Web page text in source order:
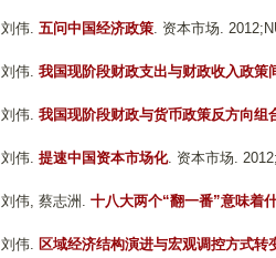
刘伟. 五问中国经济政策. 资本市场.
刘伟. 我国现阶段财政支出与财政收入政策
刘伟. 我国现阶段财政与货币政策反方向组
刘伟. 提速中国资本市场化. 资本市场.
刘伟, 蔡志洲 . 十八大两个“翻一番”意味着
刘伟. 区域经济结构演进与宏观调控方式转